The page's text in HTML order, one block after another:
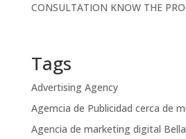
CONSULTATION KNOW THE
Tags
Advertising Agency
Agemcia de Publicidad cerca de mi
Agencia de marketing digital